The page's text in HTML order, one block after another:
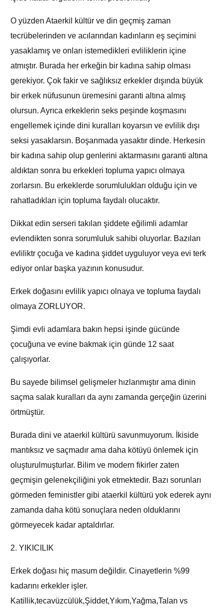
O yüzden Ataerkil kültür ve din geçmiş zaman
tecrübelerinden ve acılarından kadınların eş seçimini
yasaklamış ve onları istemedikleri evliliklerin içine
atmıştır. Burada her erkeğin bir kadına sahip olması
gerekiyor. Çok fakir ve sağlıksız erkekler dışında büyük
bir erkek nüfusunun üremesini garanti altına almış
olursun. Ayrıca erkeklerin seks peşinde koşmasını
engellemek içinde dini kuralları koyarsın ve evlilik dışı
seksi yasaklarsın. Boşanmada yasaktır dinde. Herkesin
bir kadına sahip olup genlerini aktarmasını garanti altına
aldıktan sonra bu erkekleri topluma yapıcı olmaya
zorlarsın. Bu erkeklerde sorumlulukları olduğu için ve
rahatladıkları için topluma faydalı olucaktır.
Dikkat edin serseri takılan şiddete eğilimli adamlar
evlendikten sonra sorumluluk sahibi oluyorlar. Bazıları
evliliktr çocuğa ve kadına şiddet uyguluyor veya evi terk
ediyor onlar başka yazının konusudur.
Erkek doğasını evlilik yapıcı olnaya ve topluma faydalı
olmaya ZORLUYOR.
Şimdi evli adamlara bakın hepsi işinde gücünde
çocuğuna ve evine bakmak için günde 12 saat
çalışıyorlar.
Bu sayede bilimsel gelişmeler hızlanmıştır ama dinin
saçma salak kuralları da aynı zamanda gerçeğin üzerini
örtmüştür.
Burada dini ve ataerkil kültürü savunmuyorum. İkiside
mantıksız ve saçmadır ama daha kötüyü önlemek için
oluşturulmuşturlar. Bilim ve modern fikirler zaten
geçmişin gelenekçiliğini yok etmektedir. Bazı sorunları
görmeden feministler gibi ataerkil kültürü yok ederek aynı
zamanda daha kötü sonuçlara neden olduklarını
görmeyecek kadar aptaldırlar.
2. YIKICILIK
Erkek doğası hiç masum değildir. Cinayetlerin %99
kadarını erkekler işler.
Katillik,tecavüzcülük,Şiddet,Yıkım,Yağma,Talan vs